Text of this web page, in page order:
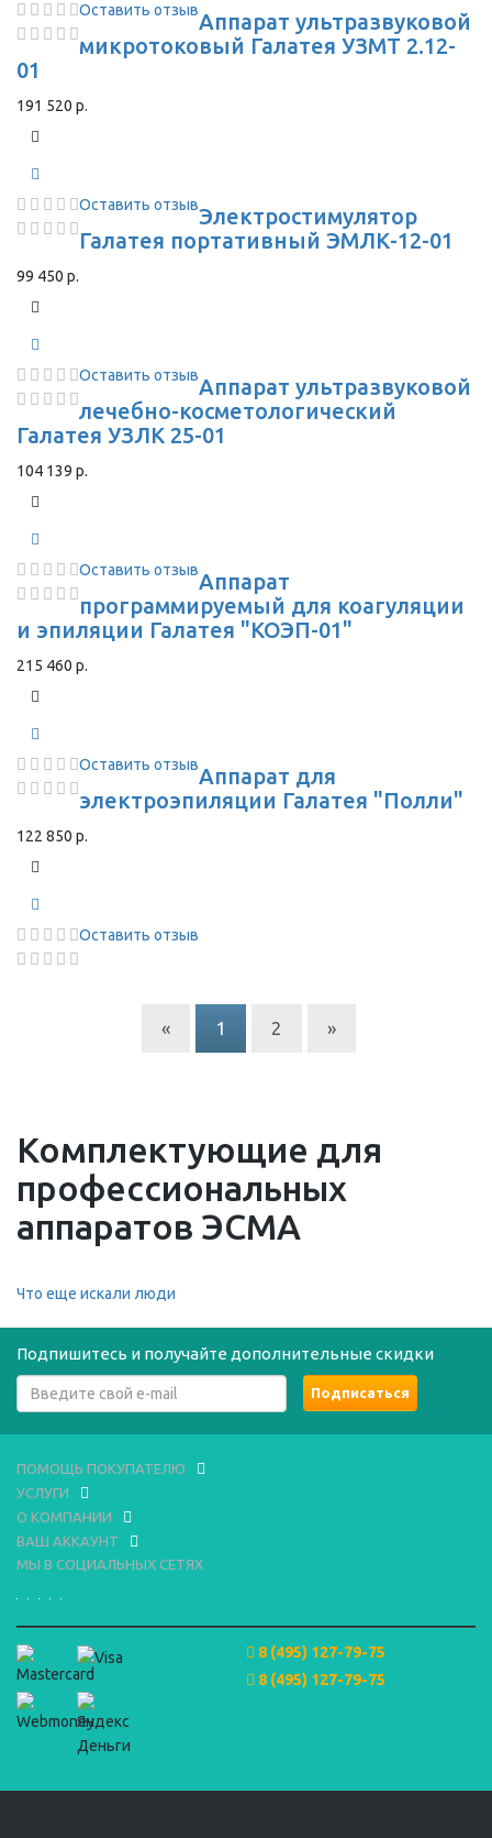
Оставить отзывАппарат ультразвуковой
микротоковый Галатея УЗМТ 2.12-
01
191 520 р.
Оставить отзывЭлектростимулятор
Галатея портативный ЭМЛК-12-01
99 450 р.
Оставить отзывАппарат ультразвуковой
лечебно-косметологический
Галатея УЗЛК 25-01
104 139 р.
Оставить отзывАппарат
программируемый для коагуляции
и эпиляции Галатея "КОЭП-01"
215 460 р.
Оставить отзывАппарат для
электроэпиляции Галатея "Полли"
122 850 р.
Оставить отзыв
« 1 2 »
Комплектующие для
профессиональных
аппаратов ЭСМА
Что еще искали люди
Подпишитесь и получайте дополнительные скидки
ПОМОЩЬ ПОКУПАТЕЛЮ
УСЛУГИ
О КОМПАНИИ
ВАШ АККАУНТ
МЫ В СОЦИАЛЬНЫХ СЕТЯХ
8 (495) 127-79-75
8 (495) 127-79-75